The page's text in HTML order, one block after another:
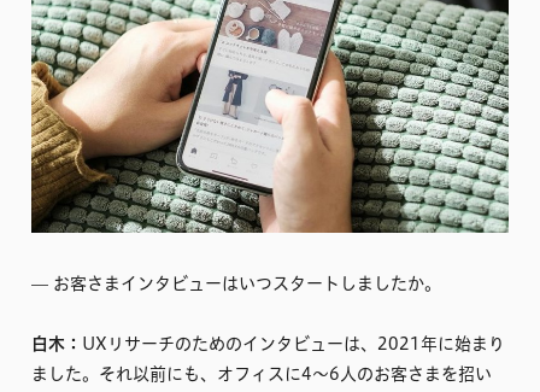
–– お客さまインタビューはいつスタートしましたか。
白木： UXリサーチのためのインタビューは、2021年に始まり
ました。それ以前にも、オフィスに4〜6人のお客さまを招い